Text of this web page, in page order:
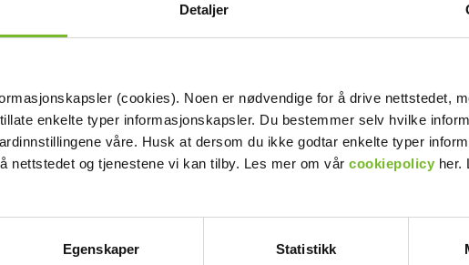
Detaljer
(cookies). Noen er nødvendige for å drive nettstedet,
enkelte typer informasjonskapsler. Du bestemmer selv hvilke
våre. Husk at dersom du ikke godtar enkelte typer
nettstedet og tjenestene vi kan tilby. Les mer om vår cookiepolicy her.
Egenskaper Statistikk